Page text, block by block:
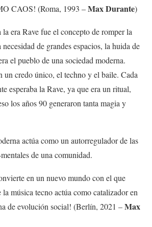
CAOS! (Roma, 1993 –Max Durante)
era Rave fue el concepto de romper la
de grandes espacios, la huida de
el pueblo de una sociedad moderna.
un credo único, el techno y el baile. Cada
esperaba la Rave, ya que era un ritual,
los años 90 generaron tanta magia y
actúa como un autorregulador de las
de una comunidad.
en un nuevo mundo con el que
música tecno actúa como catalizador en
de evolución social! (Berlín, 2021 –Max